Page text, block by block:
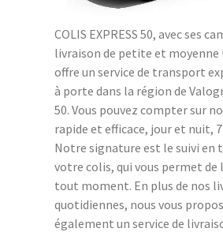
COLIS EXPRESS 50, avec ses
livraison de petite et moyenne
offre un service de transport
à porte dans la région de
50. Vous pouvez compter sur
rapide et efficace, jour et nuit,
Notre signature est le suivi en
votre colis, qui vous permet de
tout moment. En plus de nos
quotidiennes, nous vous
également un service de